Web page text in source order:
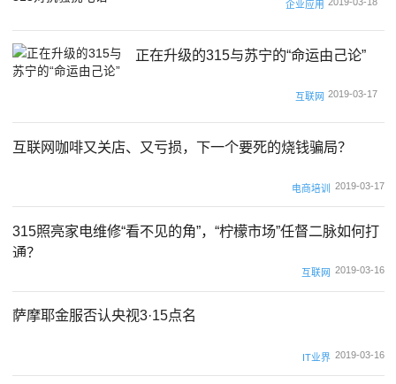
企业应用 2019-03-18
正在升级的315与苏宁的“命运由己论”
互联网 2019-03-17
互联网咖啡又关店、又亏损，下一个要死的烧钱骗局？
电商培训 2019-03-17
315照亮家电维修“看不见的角”，“柠檬市场”任督二脉如何打
通？
互联网 2019-03-16
萨摩耶金服否认央视3·15点名
IT业界 2019-03-16